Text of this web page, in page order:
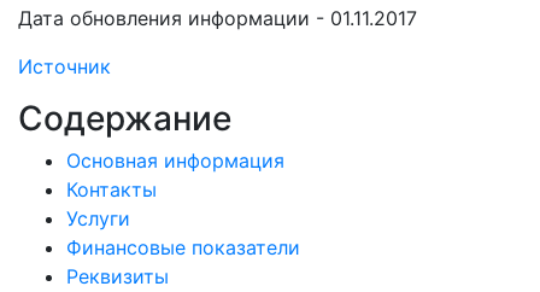
Дата обновления информации - 01.11.2017
Источник
Содержание
Основная информация
Контакты
Услуги
Финансовые показатели
Реквизиты